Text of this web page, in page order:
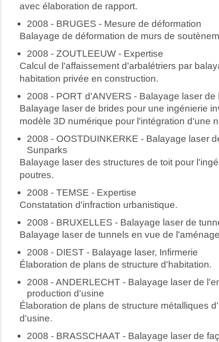
avec élaboration de rapport.
2008 - BRUGES - Mesure de déformation
Balayage de déformation de murs de
2008 - ZOUTLEEUW - Expertise
Calcul de l'affaissement d'arbalétriers par
habitation privée en construction.
2008 - PORT d'ANVERS - Balayage laser de
Balayage laser de brides pour une ingénierie
modèle 3D numérique pour l'intégration d'une
2008 - OOSTDUINKERKE - Balayage laser
Sunparks
Balayage laser des structures de toit pour
poutres.
2008 - TEMSE - Expertise
Constatation d'infraction urbanistique.
2008 - BRUXELLES - Balayage laser de
Balayage laser de tunnels en vue de
2008 - DIEST - Balayage laser, Infirmerie
Élaboration de plans de structure d'habitation.
2008 - ANDERLECHT - Balayage laser de
production d'usine
Élaboration de plans de structure métalliques
d'usine.
2008 - BRASSCHAAT - Balayage laser de